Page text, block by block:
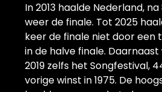
In 2013 haalde Nederland,
weer de finale. Tot 2025
keer de finale niet door een
in de halve finale.
2019 zelfs het Songfestival,
vorige winst in 1975. De